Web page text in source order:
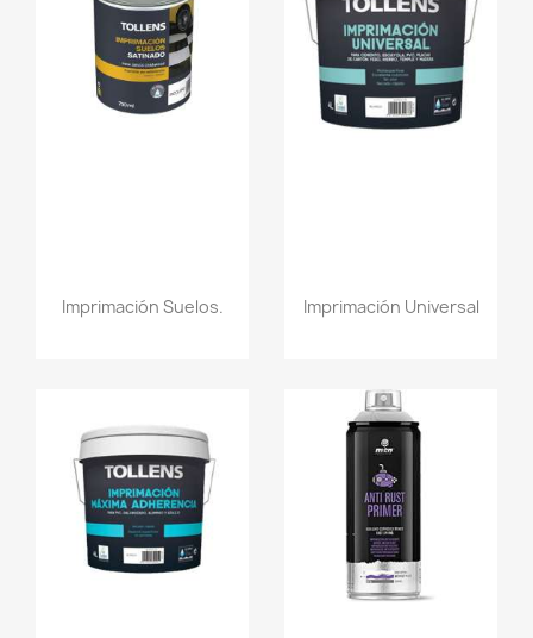
Imprimación Suelos. Imprimación Universal